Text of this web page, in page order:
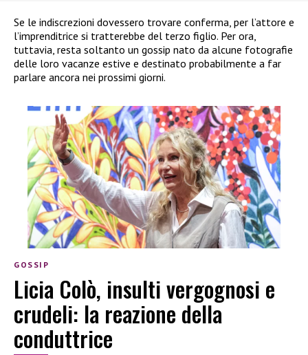
Se le indiscrezioni dovessero trovare conferma, per l’attore e
l’imprenditrice si tratterebbe del terzo figlio. Per ora,
tuttavia, resta soltanto un gossip nato da alcune fotografie
delle loro vacanze estive e destinato probabilmente a far
parlare ancora nei prossimi giorni.
GOSSIP
Licia Colò, insulti vergognosi e
crudeli: la reazione della
conduttrice